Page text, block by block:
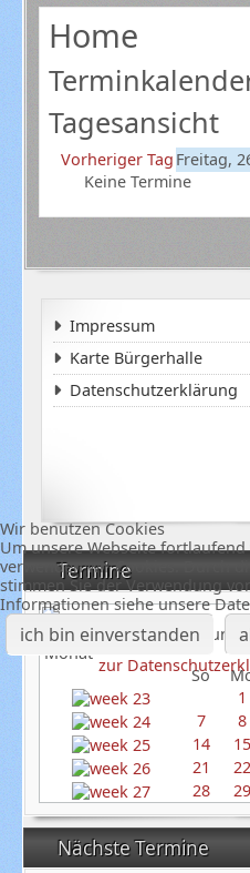
Termine
Juni
So
1
7
8
14
15
21
22
28
29
Nächste Termine
Home
Tagesansicht
Vorheriger Tag Freitag,
Keine Termine
Impressum
Karte Bürgerhalle
Datenschutzerklärung
Wir benutzen Cookies
Um unsere Webseite
verwenden wir Cookies. Durch
stimmen Sie der Verwendung
Informationen siehe unsere
ich bin einverstanden
zur